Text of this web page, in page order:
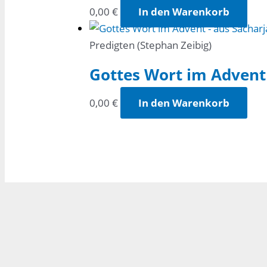
0,00 € In den Warenkorb
Predigten (Stephan Zeibig)
Gottes Wort im
0,00 € In den Warenkorb